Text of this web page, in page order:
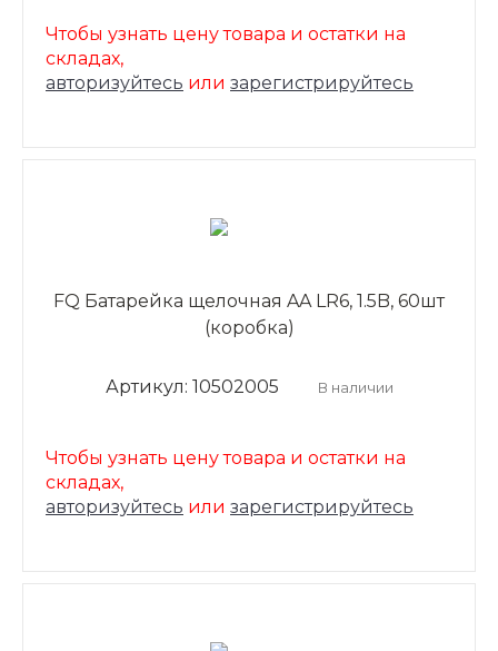
Чтобы узнать цену товара и остатки на
складах,
авторизуйтесь или зарегистрируйтесь
FQ Батарейка щелочная AA LR6, 1.5B, 60шт
(коробка)
Артикул: 10502005 В наличии
Чтобы узнать цену товара и остатки на
складах,
авторизуйтесь или зарегистрируйтесь